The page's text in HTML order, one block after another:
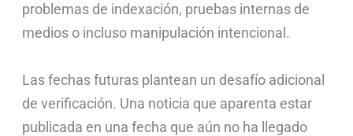
problemas de indexación, pruebas internas de
medios o incluso manipulación intencional.
Las fechas futuras plantean un desafío adicional
de verificación. Una noticia que aparenta estar
publicada en una fecha que aún no ha llegado